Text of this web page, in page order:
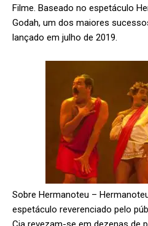
Filme. Baseado no espetáculo
Godah, um dos maiores
lançado em julho de 2019.
Sobre Hermanoteu –
espetáculo reverenciado pelo